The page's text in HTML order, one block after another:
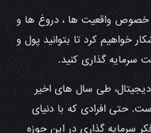
خصوص واقعیت ها ، دروغ ها و
خواهیم کرد تا بتوانید پول و
سرمایه گذاری کنید.
طی سال های اخیر
حتی افرادی که با دنیای
سرمایه گذاری در این حوزه